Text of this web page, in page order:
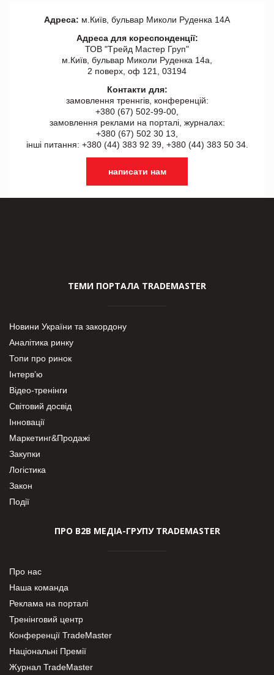
Адреса: м.Київ, бульвар Миколи Руденка 14А
Адреса для кореспонденції:
ТОВ "Tрейд Мастер Груп"
м.Київ, бульвар Миколи Руденка 14а,
2 поверх, оф 121, 03194
Контакти для:
замовлення треннгів, конференцій:
+380 (67) 502-99-00,
замовлення реклами на порталі, журналах:
+380 (67) 502 30 13,
інші питання: +380 (44) 383 92 39, +380 (44) 383 50 34.
написати нам
ТЕМИ ПОРТАЛА TRADEMASTER
Новини України та закордону
Аналітика ринку
Топи про ринок
Інтерв’ю
Відео-тренінги
Світовий досвід
Інновації
Маркетинг&Продажі
Закупки
Логістика
Закон
Події
ПРО В2В МЕДІА-ГРУПУ TRADEMASTER
Про нас
Наша команда
Реклама на порталі
Тренінговий центр
Конференції TradeMaster
Національні Премії
Журнал TradeMaster